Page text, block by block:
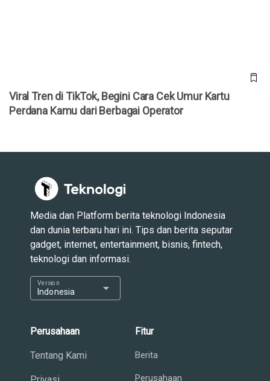
Viral Tren di TikTok, Begini Cara Cek Umur Kartu
Perdana Kamu dari Berbagai Operator
Media dan Platform berita teknologi Indonesia
dan dunia terbaru hari ini. Tips dan berita seputar
gadget, internet, entertainment, bisnis, fintech,
teknologi dan informasi.
Indonesia
Version arrow_drop_down
Perusahaan
Tentang Kami
Fitur
Berita
Perusahaan